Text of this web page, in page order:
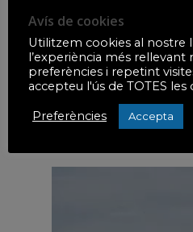
això tindria un
sobre el medi
protegiria
que més pateix la
sector turístic…
Avís de cookies
Utilitzem cookies al nostre
l’experiència més
preferències i repetint
accepteu l'ús de TOTES les
Preferències Accepta